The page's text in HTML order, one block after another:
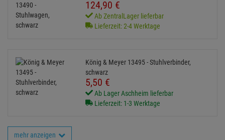
124,90 €
Ab ZentralLager lieferbar
Lieferzeit: 2-4 Werktage
König & Meyer 13495 - Stuhlverbinder,
schwarz
5,50 €
Ab Lager Aschheim lieferbar
Lieferzeit: 1-3 Werktage
mehr anzeigen